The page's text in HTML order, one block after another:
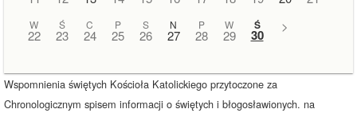
W
22
Ś
23
C
24
P
25
S
26
N
27
P
28
W
29
Ś
30
>
Wspomnienia świętych Kościoła Katolickiego przytoczone za
Chronologicznym spisem informacji o świętych i błogosławionych. na